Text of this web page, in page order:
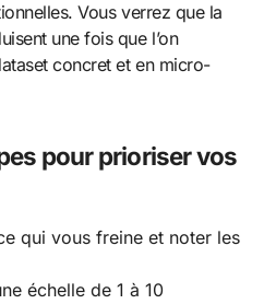
Vous verrez que la
une fois que l’on
concret et en micro-
pour prioriser vos
qui vous freine et noter les
échelle de 1 à 10